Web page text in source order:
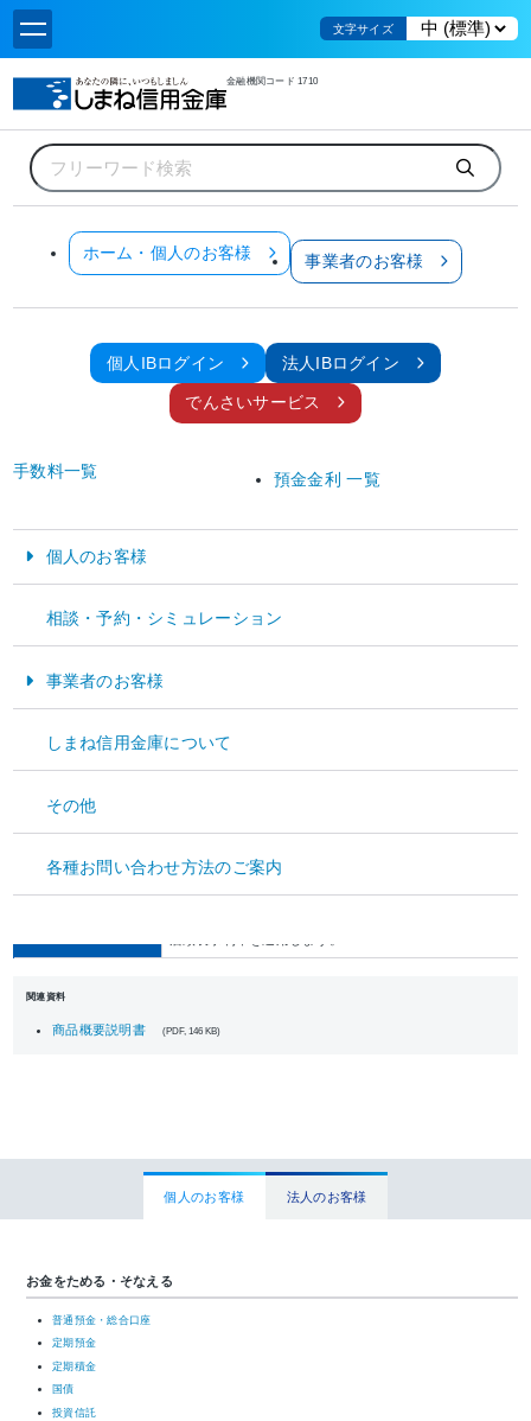
文字サイズ
金融機関コード 1710
ホーム・個人のお客様 事業者のお客様
個人IBログイン 法人IBログイン
でんさいサービス
手数料一覧 預金金利 一覧
個人のお客様
お金をためる・そなえる
お金をかりる
相談・予約・シミュレーション
事業者のお客様
資金運用
資金調達
経営サポート
しまね信用金庫について
その他
各種お問い合わせ方法のご案内
ホーム 個人のお客様お金をためる・そなえる
社員応援プラン契約事業所にお勤めの方限定！
商品概要
掛込金額
適用金利 対象定期であるスーパー定期の預入時の店頭表示利率に
預金保険について
預金保険制度の対象となります。
す。）
・お取扱いは、1店舗のみに限らせていただきます。
・満期日以後の利息は解約日または書替継続日における普
関連資料
商品概要説明書 (PDF, 146 KB)
個人のお客様 法人のお客様
お金をためる・そなえる
普通預金・総合口座
定期預金
定期積金
国債
投資信託